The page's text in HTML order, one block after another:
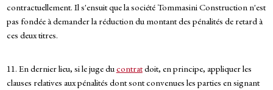
contractuellement. Il s'ensuit que la société Tommasini Construction n'est
pas fondée à demander la réduction du montant des pénalités de retard à
ces deux titres.
11. En dernier lieu, si le juge ducontratdoit, en principe, appliquer les
clauses relatives aux pénalités dont sont convenues les parties en signant